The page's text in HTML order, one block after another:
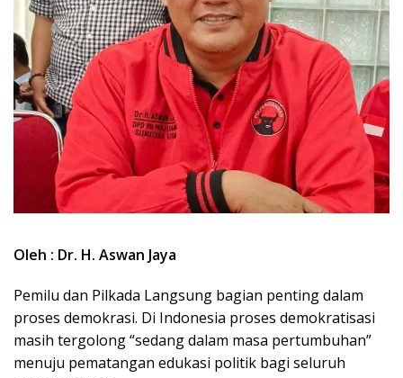
Oleh : Dr. H. Aswan Jaya
Pemilu dan Pilkada Langsung bagian penting dalam
proses demokrasi. Di Indonesia proses demokratisasi
masih tergolong “sedang dalam masa pertumbuhan”
menuju pematangan edukasi politik bagi seluruh